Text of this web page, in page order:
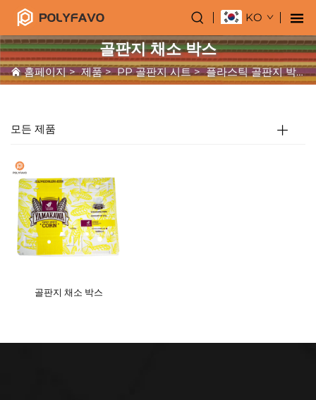
KO
골판지 채소 박스
홈페이지>제품>PP 골판지 시트>플라스틱 골판지 박스
모든 제품
골판지 채소 박스